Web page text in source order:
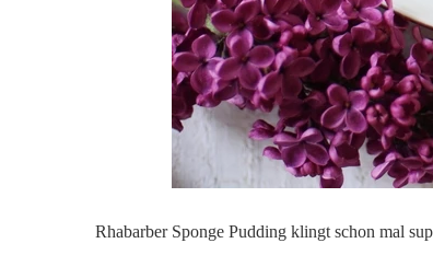
Rhabarber Sponge Pudding klingt schon mal